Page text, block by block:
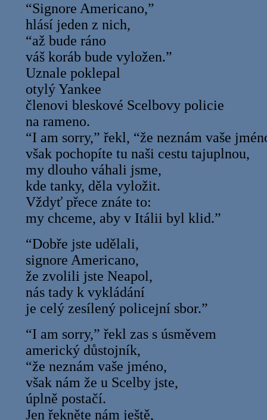
“Signore Americano,”
hlásí jeden z nich,
“až bude ráno
váš koráb bude vyložen.”
Uznale poklepal
otylý Yankee
členovi bleskové Scelbovy policie
na rameno.
“I am sorry,” řekl, “že neznám vaše
však pochopíte tu naši cestu tajuplnou,
my dlouho váhali jsme,
kde tanky, děla vyložit.
Vždyť přece znáte to:
my chceme, aby v Itálii byl klid.”
“Dobře jste udělali,
signore Americano,
že zvolili jste Neapol,
nás tady k vykládání
je celý zesílený policejní sbor.”
“I am sorry,” řekl zas s úsměvem
americký důstojník,
“že neznám vaše jméno,
však nám že u Scelby jste,
úplně postačí.
Jen řekněte nám ještě,